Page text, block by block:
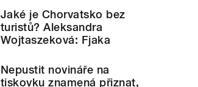
Jaké je Chorvatsko bez
turistů? Aleksandra
Wojtaszeková: Fjaka
Nepustit novináře na
tiskovku znamená přiznat,